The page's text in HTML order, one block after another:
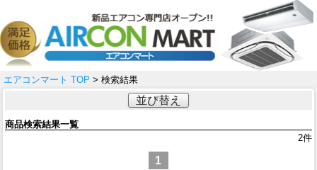
エアコンマート TOP > 検索結果
並び替え
商品検索結果一覧
2件
1